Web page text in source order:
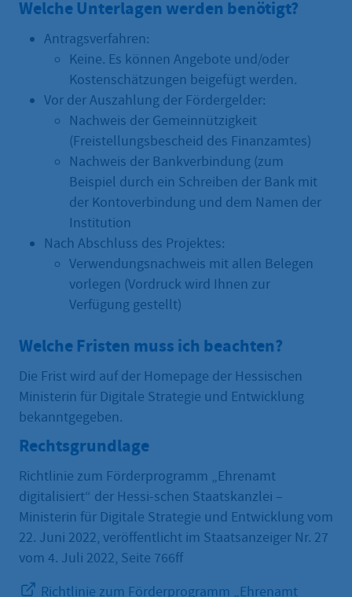
Welche Unterlagen werden benötigt?
Antragsverfahren:
Keine. Es können Angebote und/oder
Kostenschätzungen beigefügt werden.
Vor der Auszahlung der Fördergelder:
Nachweis der Gemeinnützigkeit
(Freistellungsbescheid des Finanzamtes)
Nachweis der Bankverbindung (zum
Beispiel durch ein Schreiben der Bank mit
der Kontoverbindung und dem Namen der
Institution
Nach Abschluss des Projektes:
Verwendungsnachweis mit allen Belegen
vorlegen (Vordruck wird Ihnen zur
Verfügung gestellt)
Welche Fristen muss ich beachten?
Die Frist wird auf der Homepage der Hessischen
Ministerin für Digitale Strategie und Entwicklung
bekanntgegeben.
Rechtsgrundlage
Richtlinie zum Förderprogramm „Ehrenamt
digitalisiert“ der Hessi-schen Staatskanzlei –
Ministerin für Digitale Strategie und Entwicklung vom
22. Juni 2022, veröffentlicht im Staatsanzeiger Nr. 27
vom 4. Juli 2022, Seite 766ff
Richtlinie zum Förderprogramm „Ehrenamt